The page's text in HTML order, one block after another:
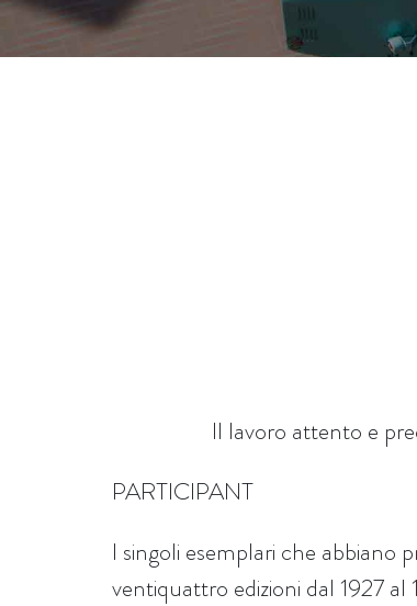
Il lavoro attento e
PARTICIPANT
I singoli esemplari che abbiano
ventiquattro edizioni dal 1927